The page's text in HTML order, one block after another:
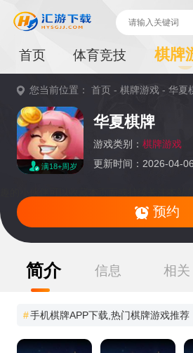
首页 体育竞技 棋牌
您当前位置：首页 -棋牌游戏 -华夏
满18+周岁
华夏棋牌
游戏类别： 棋牌游戏
更新时间：2026-04-
预约
简介 信息 相关
#手机棋牌APP下载,热门棋牌游戏推荐